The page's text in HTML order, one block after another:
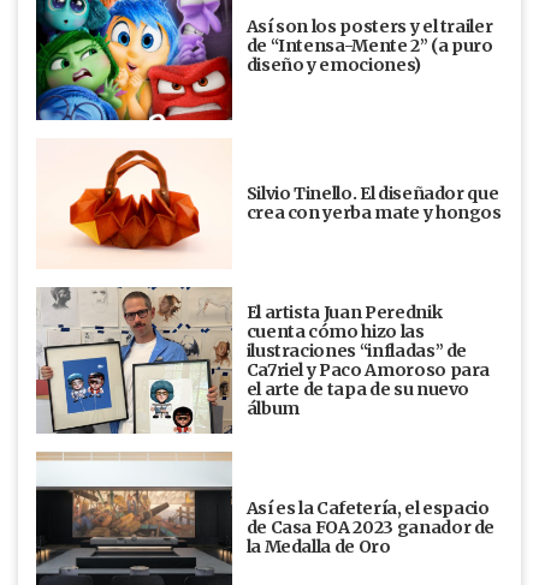
Así son los posters y el trailer
de “Intensa-Mente 2” (a puro
diseño y emociones)
Silvio Tinello. El diseñador que
crea con yerba mate y hongos
El artista Juan Perednik
cuenta cómo hizo las
ilustraciones “infladas” de
Ca7riel y Paco Amoroso para
el arte de tapa de su nuevo
álbum
Así es la Cafetería, el espacio
de Casa FOA 2023 ganador de
la Medalla de Oro